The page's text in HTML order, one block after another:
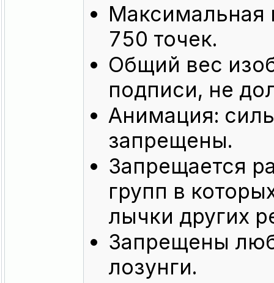
Максимальная
750 точек.
Общий вес
подписи, не
Анимация:
запрещены.
Запрещается
групп в
лычки других
Запрещены
лозунги.